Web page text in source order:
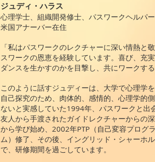
ジュディ・ハラス
心理学士、組織開発修士、パスワークヘルパ
米国アナーバー在住
「私はパスワークのレクチャーに深い情熱
スワークの恩恵を経験しています。喜び、充
ダンスを生かすのかを目撃し、共にワークす
このように話すジュディーは、大学で心理学
自己探究のため、肉体的、感情的、心理学的
ないと実感していた1994年、パスワークと出
友人から手渡されたガイドレクチャーからの
から学び始め、2002年PTP（自己変容プログ
ム）修了、その後、イングリッド・シャーホ
で、研修期間を過ごしています。